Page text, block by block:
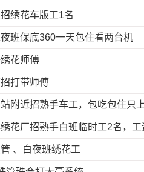
绣花车版工1名
班保底360一天包住看两台机
花师傅
打带师傅
车工，包吃包住只上白班，工资面议有的请电德胜
白班临时工2名，工资面议，包吃住有的请电
、白夜班绣花工